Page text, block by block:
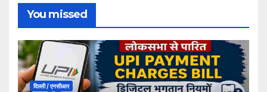
You missed
दिल्ली / एनसीआर